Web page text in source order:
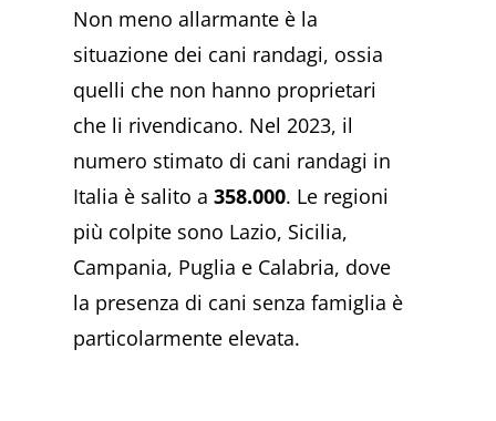
Non meno allarmante è la
situazione dei cani randagi, ossia
quelli che non hanno proprietari
che li rivendicano. Nel 2023, il
numero stimato di cani randagi in
Italia è salito a358.000. Le regioni
più colpite sono Lazio, Sicilia,
Campania, Puglia e Calabria, dove
la presenza di cani senza famiglia è
particolarmente elevata.